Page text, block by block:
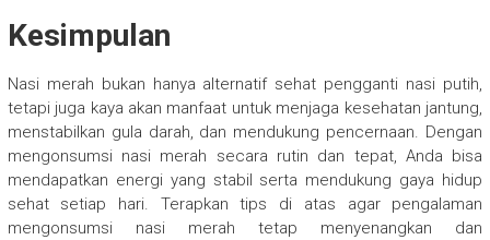
Kesimpulan
Nasi merah bukan hanya alternatif sehat pengganti nasi putih,
tetapi juga kaya akan manfaat untuk menjaga kesehatan jantung,
menstabilkan gula darah, dan mendukung pencernaan. Dengan
mengonsumsi nasi merah secara rutin dan tepat, Anda bisa
mendapatkan energi yang stabil serta mendukung gaya hidup
sehat setiap hari. Terapkan tips di atas agar pengalaman
mengonsumsi nasi merah tetap menyenangkan dan